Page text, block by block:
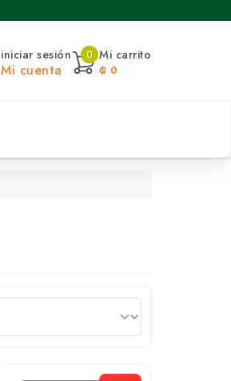
iniciar sesión
Mi cuenta
0 Mi carrito
₲ 0